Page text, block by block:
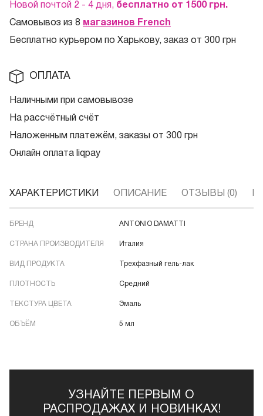
Новой почтой 2 - 4 дня, бесплатно от 1500 грн.
Самовывоз из 8 магазинов French
Бесплатно курьером по Харькову, заказ от 300 грн
ОПЛАТА
Наличными при самовывозе
На рассчётный счёт
Наложенным платежём, заказы от 300 грн
Онлайн оплата liqpay
ХАРАКТЕРИСТИКИ ОПИСАНИЕ ОТЗЫВЫ (0)
БРЕНД ANTONIO DAMATTI
СТРАНА ПРОИЗВОДИТЕЛЯ Италия
ВИД ПРОДУКТА Трехфазный гель-лак
ПЛОТНОСТЬ Средний
ТЕКСТУРА ЦВЕТА Эмаль
ОБЪЁМ 5 мл
УЗНАЙТЕ ПЕРВЫМ О
РАСПРОДАЖАХ И НОВИНКАХ!